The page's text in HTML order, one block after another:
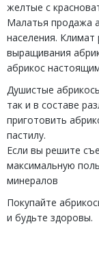
желтые с
Малатья продажа
населения. Климат
выращивания
абрикос
Душистые
так и в составе
приготовить
пастилу.
Если вы решите
максимальную
минералов
Покупайте
и будьте здоровы.